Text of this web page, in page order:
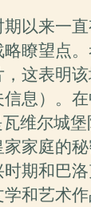
以来一
瞭望点
这表明
息）。在
瓦维尔城
家庭的
期和巴
和艺术